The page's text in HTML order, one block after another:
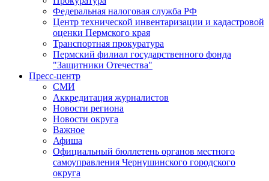
Федеральная налоговая служба РФ
Центр технической инвентаризации и кадастровой
оценки Пермского края
Транспортная прокуратура
Пермский филиал государственного фонда
"Защитники Отечества"
Пресс-центр
СМИ
Аккредитация журналистов
Новости региона
Новости округа
Важное
Афиша
Официальный бюллетень органов местного
самоуправления Чернушинского городского
округа